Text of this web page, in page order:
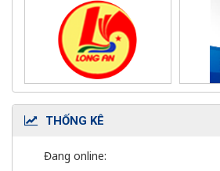
THỐNG KÊ
Đang online: